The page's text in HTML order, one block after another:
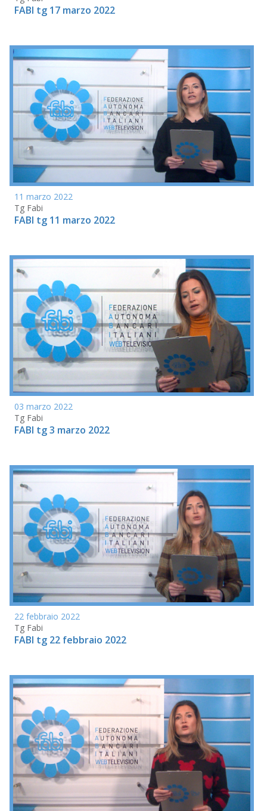
FABI tg 17 marzo 2022
11 marzo 2022
Tg Fabi
FABI tg 11 marzo 2022
03 marzo 2022
Tg Fabi
FABI tg 3 marzo 2022
22 febbraio 2022
Tg Fabi
FABI tg 22 febbraio 2022